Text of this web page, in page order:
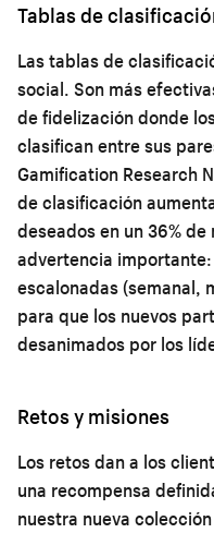
Tablas de
Las tablas de
social. Son más
de fidelización donde
clasifican entre sus
Gamification Research
de clasificación
deseados en un 36%
advertencia
escalonadas (semanal,
para que los nuevos
desanimados por los
Retos y misiones
Los retos dan a los
una recompensa
nuestra nueva